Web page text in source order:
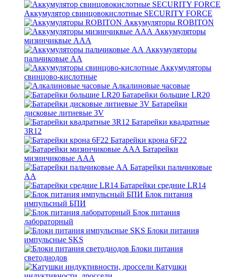
Аккумулятор свинцовокислотные SECURITY FORCE
Аккумуляторы ROBITON
Аккумуляторы
мизинчиквые ААА
Аккумуляторы
пальчиковые АА
Аккумуляторы
свинцово-кислотные
Алкалиновые часовые
Батарейки большие LR20
Батарейки
дисковые литиевые 3V
Батарейки квадратные
3R12
Батарейки крона 6F22
Батарейки
мизинчиковые ААА
Батарейки пальчиковые
АА
Батарейки средние LR14
Блок питания
импульсный БПИ
Блок питания
лабораторный
Блоки питания
импульсные SKS
Блоки питания
светодиодов
Катушки